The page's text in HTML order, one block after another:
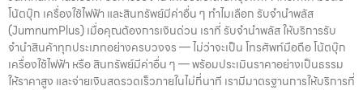
โน้ตบุ๊ก เครื่องใช้ไฟฟ้า และสินทรัพย์มีค่าอื่น ๆ ทำไมเลือก รับจำนำพลัส
(JumnumPlus) เมื่อคุณต้องการเงินด่วน เราที่ รับจำนำพลัส ให้บริการรับ
จำนำสินค้าทุกประเภทอย่างครบวงจร — ไม่ว่าจะเป็น โทรศัพท์มือถือ โน้ตบุ๊ก
เครื่องใช้ไฟฟ้า หรือ สินทรัพย์มีค่าอื่น ๆ — พร้อมประเมินราคาอย่างเป็นธรรม
ให้ราคาสูง และจ่ายเงินสดรวดเร็วภายในไม่กี่นาที เรามีมาตรฐานการให้บริการที่